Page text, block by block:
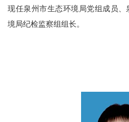
现任泉州市生态环境局党组成员
境局纪检监察组组长。